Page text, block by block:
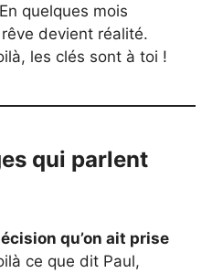
En quelques mois
devient réalité.
les clés sont à toi !
qui parlent
qu’on ait prise
ce que dit Paul,